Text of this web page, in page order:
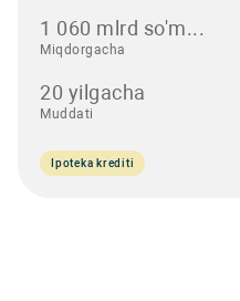
1 060 mlrd so'm...
Miqdorgacha
20 yilgacha
Muddati
Ipoteka krediti